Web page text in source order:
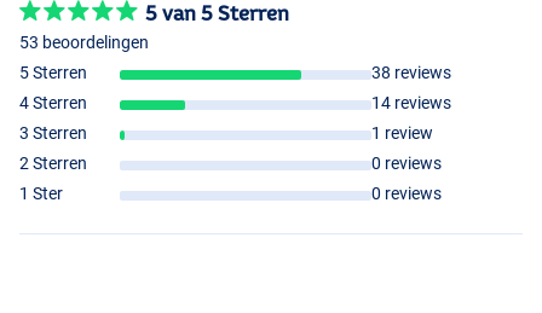
5 van 5 Sterren
53 beoordelingen
5 Sterren
38 reviews
4 Sterren
14 reviews
3 Sterren
1 review
2 Sterren
0 reviews
1 Ster
0 reviews